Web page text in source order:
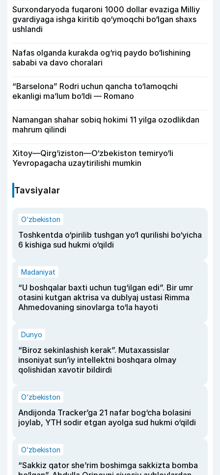
Surxondaryoda fuqaroni 1000 dollar evaziga Milliy
gvardiyaga ishga kiritib qo‘ymoqchi bo‘lgan shaxs
ushlandi
Nafas olganda kurakda og‘riq paydo bo‘lishining
sababi va davo choralari
“Barselona” Rodri uchun qancha to‘lamoqchi
ekanligi ma’lum bo‘ldi — Romano
Namangan shahar sobiq hokimi 11 yilga ozodlikdan
mahrum qilindi
Xitoy—Qirg‘iziston—O‘zbekiston temiryo‘li
Yevropagacha uzaytirilishi mumkin
Tavsiyalar
O‘zbekiston
Toshkentda o‘pirilib tushgan yo‘l qurilishi bo‘yicha
6 kishiga sud hukmi o‘qildi
Madaniyat
“U boshqalar baxti uchun tug‘ilgan edi”. Bir umr
otasini kutgan aktrisa va dublyaj ustasi Rimma
Ahmedovaning sinovlarga to‘la hayoti
Dunyo
“Biroz sekinlashish kerak”. Mutaxassislar
insoniyat sun’iy intellektni boshqara olmay
qolishidan xavotir bildirdi
O‘zbekiston
Andijonda Tracker’ga 21 nafar bog‘cha bolasini
joylab, YTH sodir etgan ayolga sud hukmi o‘qildi
O‘zbekiston
“Sakkiz qator she’rim boshimga sakkizta bomba